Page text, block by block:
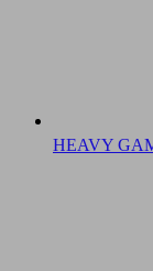
HEAVY